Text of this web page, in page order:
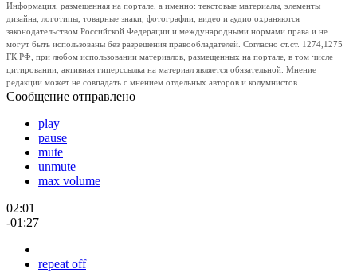
Информация, размещенная на портале, а именно: текстовые материалы, элементы
дизайна, логотипы, товарные знаки, фотографии, видео и аудио охраняются
законодательством Российской Федерации и международными нормами права и не
могут быть использованы без разрешения правообладателей. Согласно ст.ст. 1274,1275
ГК РФ, при любом использовании материалов, размещенных на портале, в том числе
цитировании, активная гиперссылка на материал является обязательной. Мнение
редакции может не совпадать с мнением отдельных авторов и колумнистов.
Сообщение отправлено
play
pause
mute
unmute
max volume
02:01
-01:27
repeat off